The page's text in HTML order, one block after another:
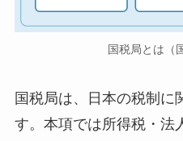
国税局とは（
国税局は、日本の税制に
す。本項では所得税・法